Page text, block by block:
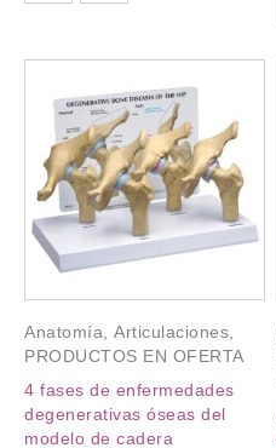
Anatomía Articulaciones
PRODUCTOS EN OFERTA
4 fases de enfermedades
degenerativas óseas del
modelo de cadera